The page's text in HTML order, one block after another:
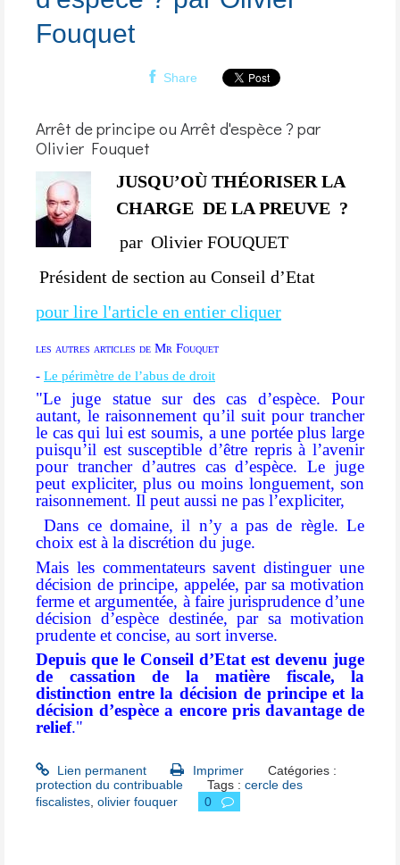
Fouquet
Share
Arrêt de principe ou Arrêt d'espèce ? par
Olivier Fouquet
JUSQU’OÙ THÉORISER LA
CHARGE DE LA PREUVE ?
par Olivier FOUQUET
Président de section au Conseil d’Etat
pour lire l'article en entier cliquer
les autres articles de Mr Fouquet
- Le périmètre de l’abus de droit
"Le juge statue sur des cas d’espèce. Pour
autant, le raisonnement qu’il suit pour trancher
le cas qui lui est soumis, a une portée plus large
puisqu’il est susceptible d’être repris à l’avenir
pour trancher d’autres cas d’espèce. Le juge
peut expliciter, plus ou moins longuement, son
raisonnement. Il peut aussi ne pas l’expliciter,
Dans ce domaine, il n’y a pas de règle. Le
choix est à la discrétion du juge.
Mais les commentateurs savent distinguer une
décision de principe, appelée, par sa motivation
ferme et argumentée, à faire jurisprudence d’une
décision d’espèce destinée, par sa motivation
prudente et concise, au sort inverse.
Depuis que le Conseil d’Etat est devenu juge
de cassation de la matière fiscale, la
distinction entre la décision de principe et la
décision d’espèce a encore pris davantage de
relief."
Lien permanent Imprimer
Catégories :
protection du contribuable
Tags :cercle des
fiscalistes olivier fouquer 0